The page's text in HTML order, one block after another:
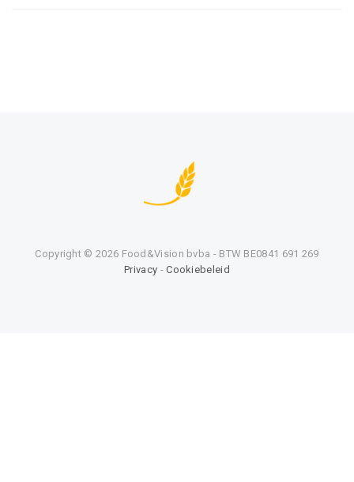
Copyright © 2026 Food&Vision bvba - BTW BE0841 691 269
Privacy -Cookiebeleid